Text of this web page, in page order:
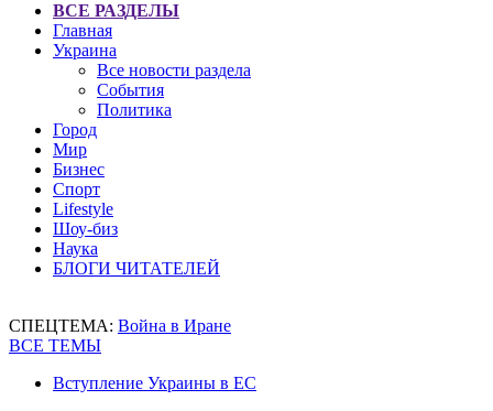
ВСЕ РАЗДЕЛЫ
Главная
Украина
Все новости раздела
События
Политика
Город
Мир
Бизнес
Спорт
Lifestyle
Шоу-биз
Наука
БЛОГИ ЧИТАТЕЛЕЙ
СПЕЦТЕМА: Война в Иране
ВСЕ ТЕМЫ
Вступление Украины в ЕС